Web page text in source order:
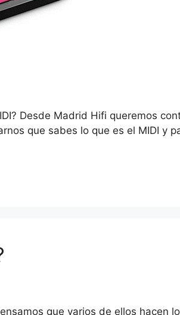
Desde Madrid Hifi queremos
que sabes lo que es el MIDI y
que varios de ellos hacen